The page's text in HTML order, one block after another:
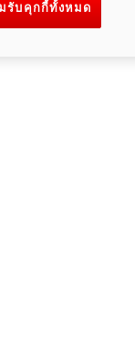
รับคุกกี้ทั้งหมด